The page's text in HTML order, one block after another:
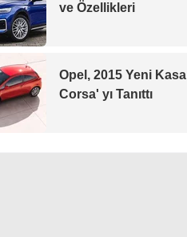
ve Özellikleri
Opel, 2015 Yeni Kasa
Corsa' yı Tanıttı